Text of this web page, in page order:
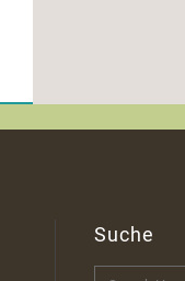
Suche